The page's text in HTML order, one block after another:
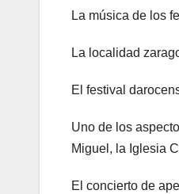
La música de los
La localidad
El festival
Uno de los
Miguel, la Iglesia
El concierto de